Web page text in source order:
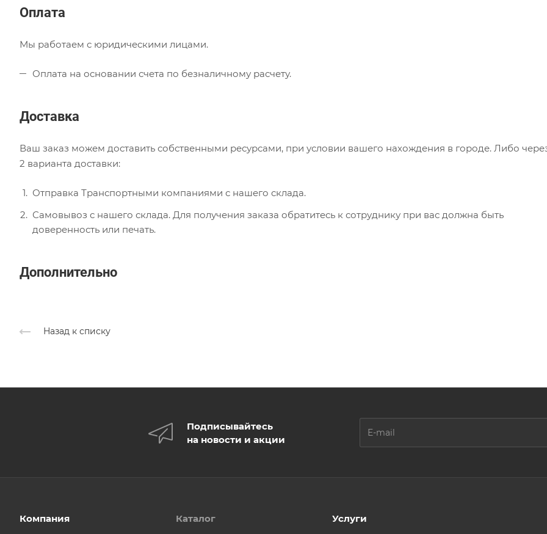
Оплата
Мы работаем с юридическими лицами.
Оплата на основании счета по безналичному расчету.
Доставка
Ваш заказ можем доставить собственными ресурсами, при условии вашего нахождения в городе. Либо
2 варианта доставки:
Отправка Транспортными компаниями с нашего склада.
Самовывоз с нашего склада. Для получения заказа обратитесь к сотруднику при вас должна быть
доверенность или печать.
Дополнительно
Назад к списку
Подписывайтесь
на новости и акции
Компания Каталог Услуги